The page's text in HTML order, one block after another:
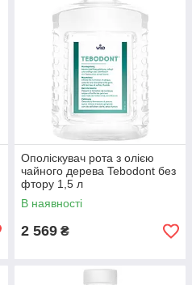
Ополіскувач рота з олією
чайного дерева Tebodont без
фтору 1,5 л
В наявності
2 569 ₴